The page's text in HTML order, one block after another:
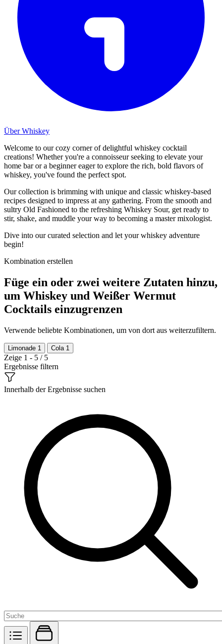
Über Whiskey
Welcome to our cozy corner of delightful whiskey cocktail
creations! Whether you're a connoisseur seeking to elevate your
home bar or a beginner eager to explore the rich, bold flavors of
whiskey, you've found the perfect spot.
Our collection is brimming with unique and classic whiskey-based
recipes designed to impress at any gathering. From the smooth and
sultry Old Fashioned to the refreshing Whiskey Sour, get ready to
stir, shake, and muddle your way to becoming a master mixologist.
Dive into our curated selection and let your whiskey adventure
begin!
Kombination erstellen
Füge ein oder zwei weitere Zutaten hinzu,
um Whiskey und Weißer Wermut
Cocktails einzugrenzen
Verwende beliebte Kombinationen, um von dort aus weiterzufiltern.
Limonade 1 Cola 1
Zeige 1 - 5 / 5
Ergebnisse filtern
Innerhalb der Ergebnisse suchen